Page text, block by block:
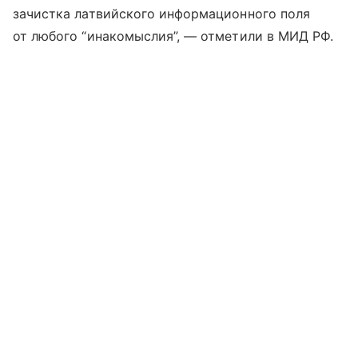
зачистка латвийского информационного поля
от любого “инакомыслия”, — отметили в МИД РФ.